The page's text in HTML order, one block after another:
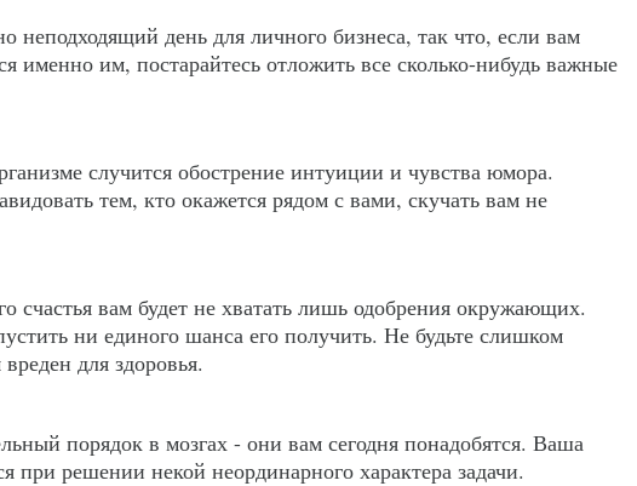
неподходящий день для личного бизнеса, так что, если вам
именно им, постарайтесь отложить все сколько-нибудь важные
случится обострение интуиции и чувства юмора.
тем, кто окажется рядом с вами, скучать вам не
счастья вам будет не хватать лишь одобрения окружающих.
ни единого шанса его получить. Не будьте слишком
для здоровья.
порядок в мозгах - они вам сегодня понадобятся. Ваша
при решении некой неординарного характера задачи.